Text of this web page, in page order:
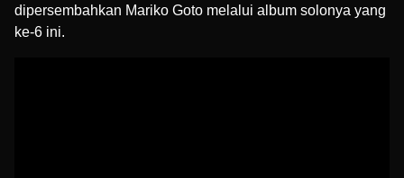
dipersembahkan Mariko Goto melalui album solonya yang
ke-6 ini.